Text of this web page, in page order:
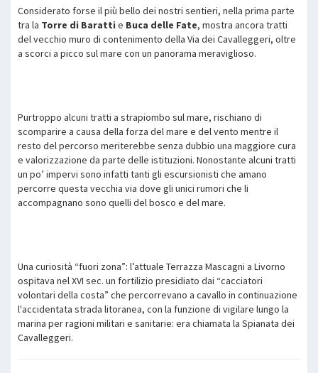
Considerato forse il più bello dei nostri sentieri, nella prima parte
tra la Torre di Baratti e Buca delle Fate, mostra ancora tratti
del vecchio muro di contenimento della Via dei Cavalleggeri, oltre
a scorci a picco sul mare con un panorama meraviglioso.
Purtroppo alcuni tratti a strapiombo sul mare, rischiano di
scomparire a causa della forza del mare e del vento mentre il
resto del percorso meriterebbe senza dubbio una maggiore cura
e valorizzazione da parte delle istituzioni. Nonostante alcuni tratti
un po’ impervi sono infatti tanti gli escursionisti che amano
percorre questa vecchia via dove gli unici rumori che li
accompagnano sono quelli del bosco e del mare.
Una curiosità “fuori zona”: l’attuale Terrazza Mascagni a Livorno
ospitava nel XVI sec. un fortilizio presidiato dai “cacciatori
volontari della costa” che percorrevano a cavallo in continuazione
l'accidentata strada litoranea, con la funzione di vigilare lungo la
marina per ragioni militari e sanitarie: era chiamata la Spianata dei
Cavalleggeri.